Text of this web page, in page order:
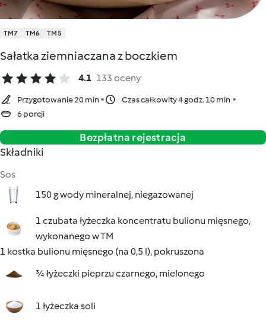
TM7 TM6 TM5
Sałatka ziemniaczana z boczkiem
4.1 133 oceny
Przygotowanie 20 min
Czas całkowity 4 godz. 10 min
6 porcji
Bezpłatna rejestracja
Składniki
Sos
150 g wody mineralnej, niegazowanej
1 czubata łyżeczka koncentratu bulionu mięsnego,
wykonanego w TM
1 kostka bulionu mięsnego (na 0,5 l), pokruszona
¾ łyżeczki pieprzu czarnego, mielonego
1 łyżeczka soli